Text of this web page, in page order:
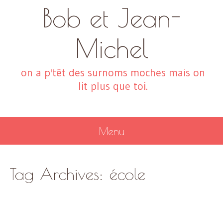
Bob et Jean-
Michel
on a p'têt des surnoms moches mais on
lit plus que toi.
Menu
TO
CONTENT
Tag Archives: école